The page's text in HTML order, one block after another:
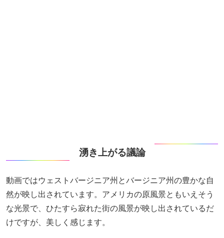
湧き上がる議論
動画ではウェストバージニア州とバージニア州の豊かな自
然が映し出されています。アメリカの原風景ともいえそう
な光景で、ひたすら寂れた街の風景が映し出されているだ
けですが、美しく感じます。